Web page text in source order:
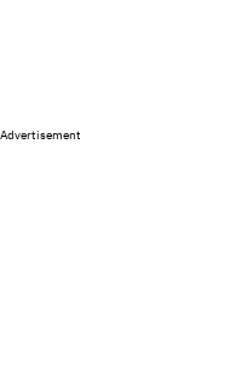
Advertisement